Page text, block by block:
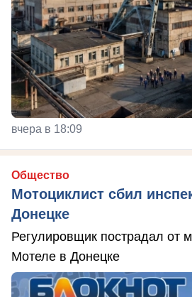
вчера в 18:09
Общество
Мотоциклист сбил
Донецке
Регулировщик пострадал от
Мотеле в Донецке